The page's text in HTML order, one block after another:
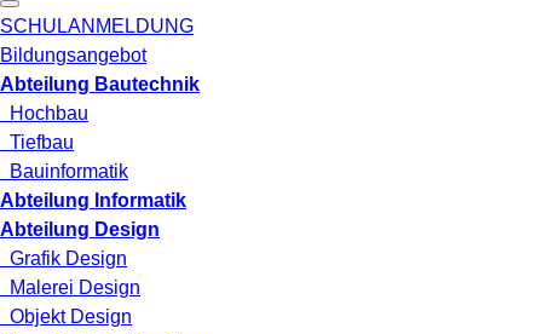
SCHULANMELDUNG
Bildungsangebot
Abteilung Bautechnik
Hochbau
Tiefbau
Bauinformatik
Abteilung Informatik
Abteilung Design
Grafik Design
Malerei Design
Objekt Design